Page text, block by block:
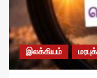
இலக்கியம்